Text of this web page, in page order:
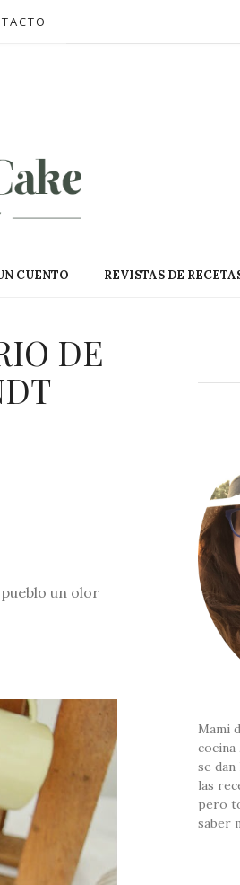
CUENTO REVISTAS DE
DE
un olor
Mami
se
las
pero
saber